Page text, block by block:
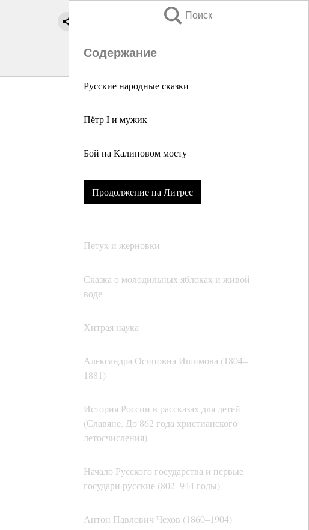
Поиск
Содержание
Русские народные сказки
Пётр I и мужик
Бой на Калиновом мосту
Продолжение на Литрес
Петух и жерновки
Сказка о молодильных яблоках и живой
воде
Хитрая наука
Александра Осиповна Ишимова (1804–
1881)
История России в рассказах для детей
(Славяне. До 862 года христианского
летосчисления)
Начало Русского государства и первые
государи русские (802–944 годы)
Антон Павлович Чехов (1860–1904)